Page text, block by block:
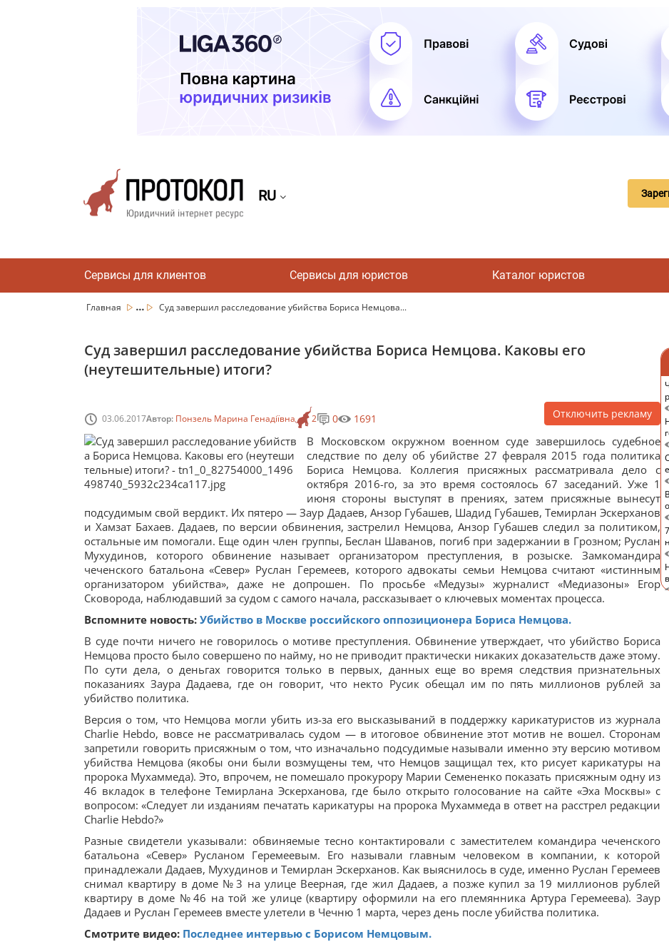
RU
Сервисы для клиентов Сервисы для юристов Каталог юристов
Главная ... Суд завершил расследование убийства Бориса Немцова...
Суд завершил расследование убийства Бориса Немцова. Каковы его
(неутешительные) итоги?
03.06.2017Автор: Понзель Марина Генадіївна 2 0 1691 Отключить рекламу
В Московском окружном военном суде завершилось судебное
следствие по делу об убийстве 27 февраля 2015 года политика
Бориса Немцова. Коллегия присяжных рассматривала дело с
октября 2016-го, за это время состоялось 67 заседаний. Уже 1
июня стороны выступят в прениях, затем присяжные вынесут
подсудимым свой вердикт. Их пятеро — Заур Дадаев, Анзор Губашев, Шадид Губашев, Темирлан Эскерханов
и Хамзат Бахаев. Дадаев, по версии обвинения, застрелил Немцова, Анзор Губашев следил за политиком,
остальные им помогали. Еще один член группы, Беслан Шаванов, погиб при задержании в Грозном; Руслан
Мухудинов, которого обвинение называет организатором преступления, в розыске. Замкомандира
чеченского батальона «Север» Руслан Геремеев, которого адвокаты семьи Немцова считают «истинным
организатором убийства», даже не допрошен. По просьбе «Медузы» журналист «Медиазоны» Егор
Сковорода, наблюдавший за судом с самого начала, рассказывает о ключевых моментах процесса.
Вспомните новость: Убийство в Москве российского оппозиционера Бориса Немцова.
В суде почти ничего не говорилось о мотиве преступления. Обвинение утверждает, что убийство Бориса
Немцова просто было совершено по найму, но не приводит практически никаких доказательств даже этому.
По сути дела, о деньгах говорится только в первых, данных еще во время следствия признательных
показаниях Заура Дадаева, где он говорит, что некто Русик обещал им по пять миллионов рублей за
убийство политика.
Версия о том, что Немцова могли убить из-за его высказываний в поддержку карикатуристов из журнала
Charlie Hebdo, вовсе не рассматривалась судом — в итоговое обвинение этот мотив не вошел. Сторонам
запретили говорить присяжным о том, что изначально подсудимые называли именно эту версию мотивом
убийства Немцова (якобы они были возмущены тем, что Немцов защищал тех, кто рисует карикатуры на
пророка Мухаммеда). Это, впрочем, не помешало прокурору Марии Семененко показать присяжным одну из
46 вкладок в телефоне Темирлана Эскерханова, где было открыто голосование на сайте «Эха Москвы» с
вопросом: «Следует ли изданиям печатать карикатуры на пророка Мухаммеда в ответ на расстрел редакции
Charlie Hebdo?»
Разные свидетели указывали: обвиняемые тесно контактировали с заместителем командира чеченского
батальона «Север» Русланом Геремеевым. Его называли главным человеком в компании, к которой
принадлежали Дадаев, Мухудинов и Темирлан Эскерханов. Как выяснилось в суде, именно Руслан Геремеев
снимал квартиру в доме № 3 на улице Веерная, где жил Дадаев, а позже купил за 19 миллионов рублей
квартиру в доме № 46 на той же улице (квартиру оформили на его племянника Артура Геремеева). Заур
Дадаев и Руслан Геремеев вместе улетели в Чечню 1 марта, через день после убийства политика.
Смотрите видео: Последнее интервью с Борисом Немцовым.